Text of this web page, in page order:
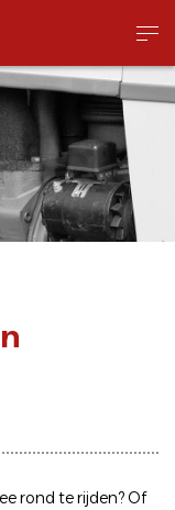
rond te rijden? Of